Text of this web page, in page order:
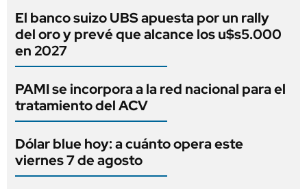
El banco suizo UBS apuesta por un rally
del oro y prevé que alcance los u$s5.000
en 2027
PAMI se incorpora a la red nacional para el
tratamiento del ACV
Dólar blue hoy: a cuánto opera este
viernes 7 de agosto